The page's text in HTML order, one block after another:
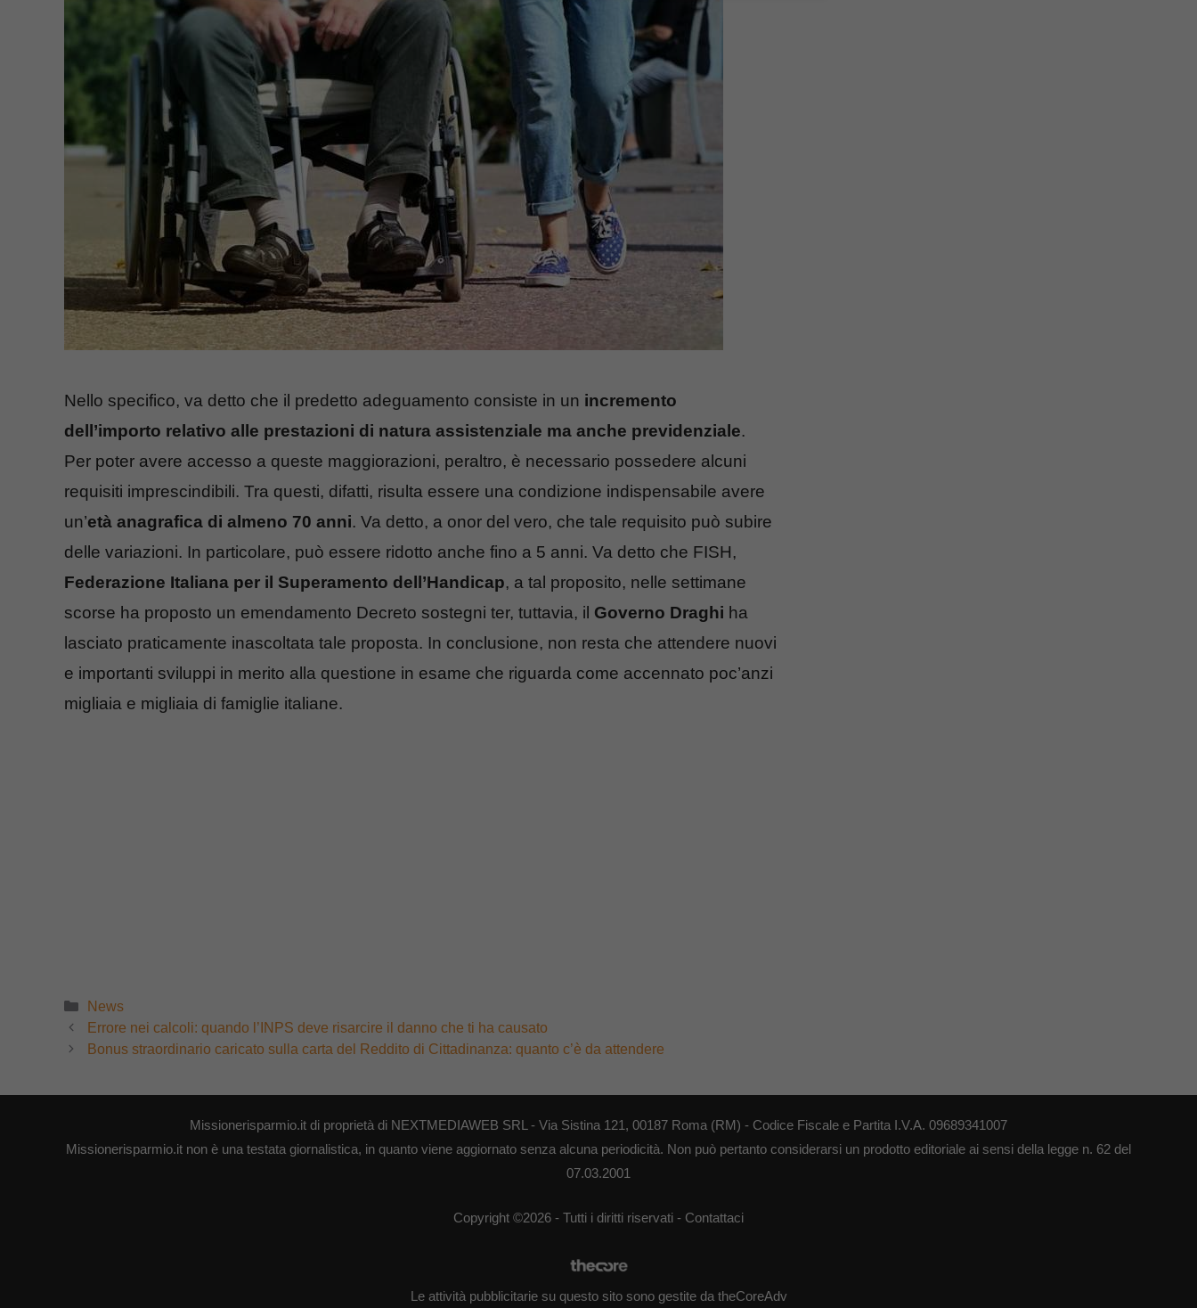
Nello specifico, va detto che il predetto adeguamento consiste in un incremento
dell’importo relativo alle prestazioni di natura assistenziale ma anche previdenziale.
Per poter avere accesso a queste maggiorazioni, peraltro, è necessario possedere alcuni
requisiti imprescindibili. Tra questi, difatti, risulta essere una condizione indispensabile avere
un’età anagrafica di almeno 70 anni. Va detto, a onor del vero, che tale requisito può subire
delle variazioni. In particolare, può essere ridotto anche fino a 5 anni. Va detto che FISH,
Federazione Italiana per il Superamento dell’Handicap, a tal proposito, nelle settimane
scorse ha proposto un emendamento Decreto sostegni ter, tuttavia, il Governo Draghi ha
lasciato praticamente inascoltata tale proposta. In conclusione, non resta che attendere nuovi
e importanti sviluppi in merito alla questione in esame che riguarda come accennato poc’anzi
migliaia e migliaia di famiglie italiane.
Categorie
News
Errore nei calcoli: quando l’INPS deve risarcire il danno che ti ha causato
Bonus straordinario caricato sulla carta del Reddito di Cittadinanza: quanto c’è da attendere
Missionerisparmio.it di proprietà di NEXTMEDIAWEB SRL - Via Sistina 121, 00187 Roma (RM) - Codice Fiscale e Partita I.V.A. 09689341007
Missionerisparmio.it non è una testata giornalistica, in quanto viene aggiornato senza alcuna periodicità. Non può pertanto considerarsi un prodotto editoriale ai sensi della legge n. 62 del
07.03.2001
Copyright ©2026 - Tutti i diritti riservati - Contattaci
Le attività pubblicitarie su questo sito sono gestite da theCoreAdv